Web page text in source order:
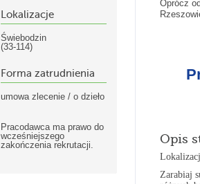
Lokalizacje
Świebodzin
(33-114)
Forma zatrudnienia
umowa zlecenie / o dzieło
Pracodawca ma prawo do
wcześniejszego
zakończenia rekrutacji.
Oprócz
Opis
Zarabiaj